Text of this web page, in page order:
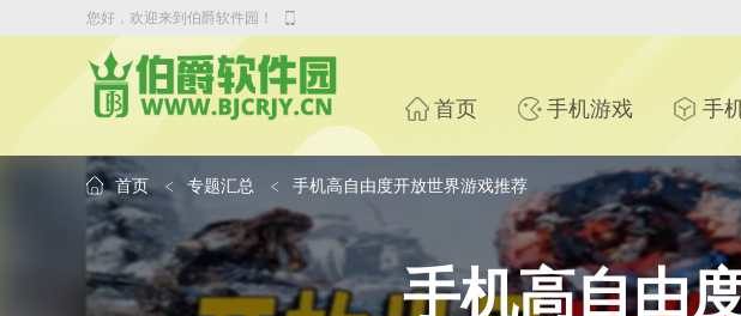
您好，欢迎来到伯爵软件园！
首页 手机游戏 手
首页 专题汇总 手机高自由度开放世界游戏推荐
手机高自由